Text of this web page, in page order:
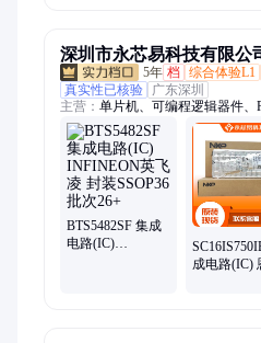
深圳市永芯易科技有限公
5年 档 综合体验L1
真实性已核验
广东深圳
主营： 单片机、可编程逻辑器件、
片、恩智浦、数字信号处理器、
器、存储芯片、赛灵思、ADI亚
BTS5482SF 集成
电路(IC)
成电路(IC)